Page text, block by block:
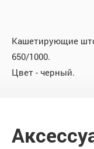
Кашетирующие
650/1000.
Цвет - черный.